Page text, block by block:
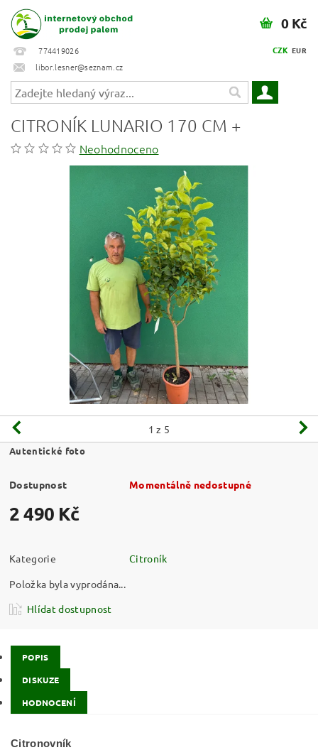
774419026
libor.lesner@seznam.cz
CZK EUR
0 Kč
CITRONÍK LUNARIO 170 CM +
Neohodnoceno
1 z 5
Autentické foto
Dostupnost Momentálně nedostupné
2 490 Kč
Kategorie
Citroník
Položka byla vyprodána...
Hlídat dostupnost
POPIS
DISKUZE
HODNOCENÍ
Citronovník